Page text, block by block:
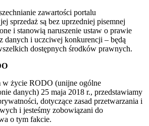
zawartości portalu
sprzedaż są bez uprzedniej pisemnej
i stanowią naruszenie ustaw o prawie
danych i uczciwej konkurencji – będą
dostępnych środków prawnych.
życie RODO (unijne ogólne
danych) 25 maja 2018 r., przedstawiamy
dotyczące zasad przetwarzania i
i jesteśmy zobowiązani do
o tym fakcie.